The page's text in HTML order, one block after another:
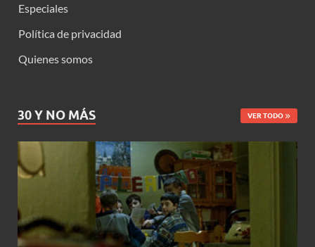
Especiales
Política de privacidad
Quienes somos
30 Y NO MÁS VER TODO